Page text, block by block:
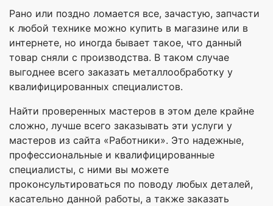
Рано или поздно ломается все, зачастую, запчасти
к любой технике можно купить в магазине или в
интернете, но иногда бывает такое, что данный
товар сняли с производства. В таком случае
выгоднее всего заказать металлообработку у
квалифицированных специалистов.
Найти проверенных мастеров в этом деле крайне
сложно, лучше всего заказывать эти услуги у
мастеров из сайта «Работники». Это надежные,
профессиональные и квалифицированные
специалисты, с ними вы можете
проконсультироваться по поводу любых деталей,
касательно данной работы, а также заказать